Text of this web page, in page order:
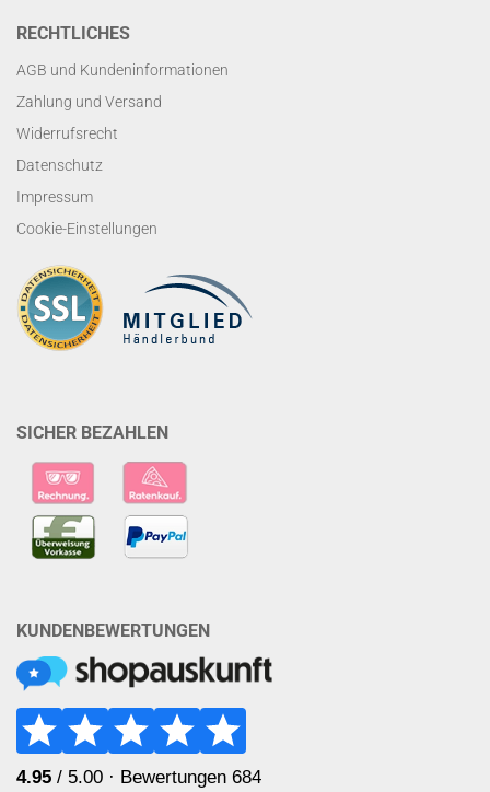
RECHTLICHES
AGB und Kundeninformationen
Zahlung und Versand
Widerrufsrecht
Datenschutz
Impressum
Cookie-Einstellungen
SICHER BEZAHLEN
KUNDENBEWERTUNGEN